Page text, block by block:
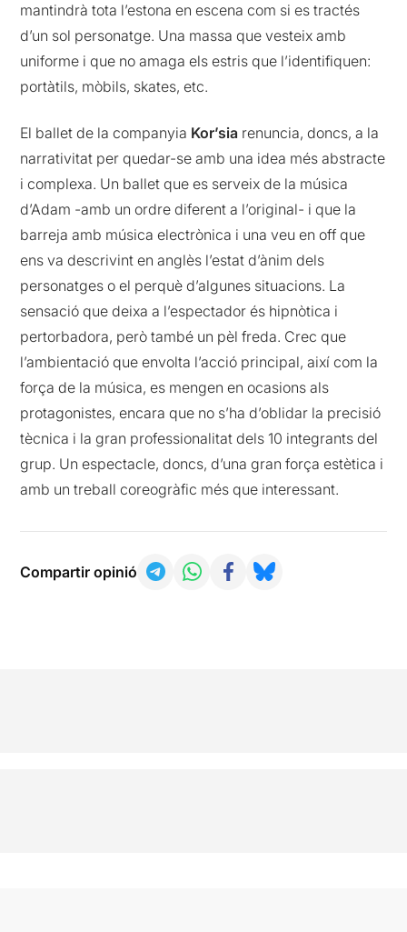
mantindrà tota l’estona en escena com si es tractés
d’un sol personatge. Una massa que vesteix amb
uniforme i que no amaga els estris que l’identifiquen:
portàtils, mòbils, skates, etc.
El ballet de la companyia Kor’sia renuncia, doncs, a la
narrativitat per quedar-se amb una idea més abstracte
i complexa. Un ballet que es serveix de la música
d’Adam -amb un ordre diferent a l’original- i que la
barreja amb música electrònica i una veu en off que
ens va descrivint en anglès l’estat d’ànim dels
personatges o el perquè d’algunes situacions. La
sensació que deixa a l’espectador és hipnòtica i
pertorbadora, però també un pèl freda. Crec que
l’ambientació que envolta l’acció principal, així com la
força de la música, es mengen en ocasions als
protagonistes, encara que no s’ha d’oblidar la precisió
tècnica i la gran professionalitat dels 10 integrants del
grup. Un espectacle, doncs, d’una gran força estètica i
amb un treball coreogràfic més que interessant.
Compartir opinió